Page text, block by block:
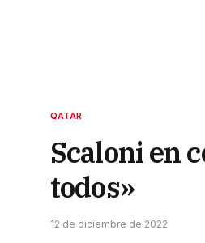
QATAR
Scaloni en
todos»
12 de diciembre de 2022